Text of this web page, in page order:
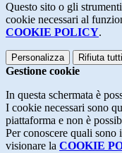
Questo sito o gli
cookie necessari al
COOKIE POLICY.
Personalizza Rifiuta tutti
Gestione cookie
In questa schermata è
I cookie necessari sono
piattaforma e non è
Per conoscere quali sono
visionare la COOKIE